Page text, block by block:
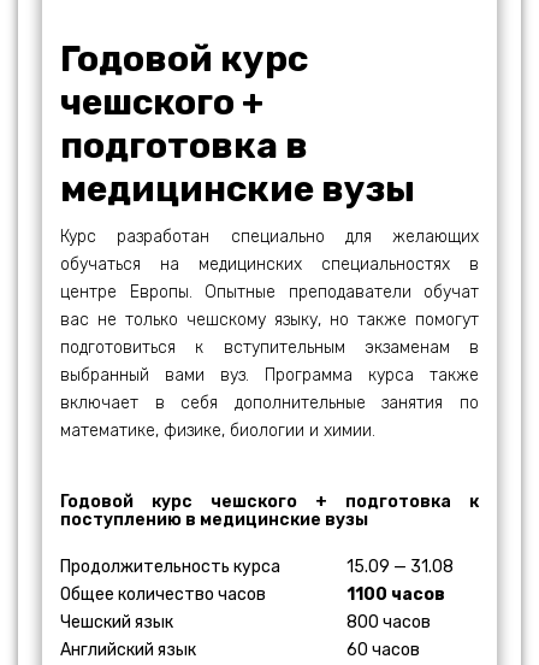
Годовой курс
чешского +
подготовка в
медицинские вузы
Курс разработан специально для желающих
обучаться на медицинских специальностях в
центре Европы. Опытные преподаватели обучат
вас не только чешскому языку, но также помогут
подготовиться к вступительным экзаменам в
выбранный вами вуз. Программа курса также
включает в себя дополнительные занятия по
математике, физике, биологии и химии.
Годовой курс чешского + подготовка к
поступлению в медицинские вузы
Продолжительность курса
15.09 — 31.08
Общее количество часов
1100 часов
Чешский язык
800 часов
Английский язык
60 часов